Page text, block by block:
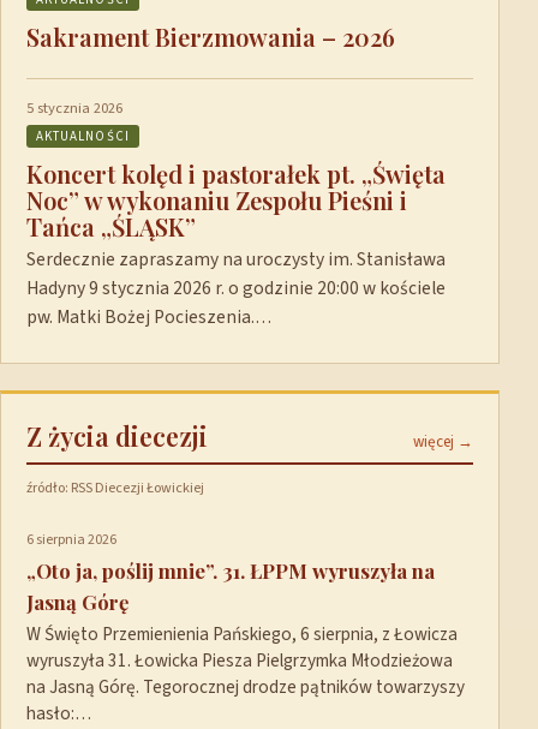
Sakrament Bierzmowania – 2026
5 stycznia 2026
AKTUALNOŚCI
Koncert kolęd i pastorałek pt. „Święta
Noc” w wykonaniu Zespołu Pieśni i
Tańca „ŚLĄSK”
Serdecznie zapraszamy na uroczysty im. Stanisława
Hadyny 9 stycznia 2026 r. o godzinie 20:00 w kościele
pw. Matki Bożej Pocieszenia.…
Z życia diecezji więcej →
źródło: RSS Diecezji Łowickiej
6 sierpnia 2026
„Oto ja, poślij mnie”. 31. ŁPPM wyruszyła na
Jasną Górę
W Święto Przemienienia Pańskiego, 6 sierpnia, z Łowicza
wyruszyła 31. Łowicka Piesza Pielgrzymka Młodzieżowa
na Jasną Górę. Tegorocznej drodze pątników towarzyszy
hasło:…